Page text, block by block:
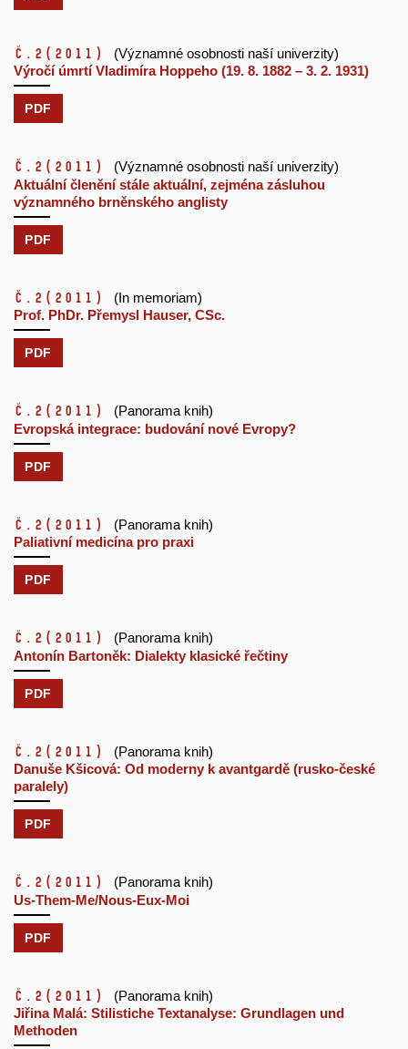
č.2 (2011)
(Významné osobnosti naší univerzity)
Výročí úmrtí Vladimíra Hoppeho (19. 8. 1882 – 3. 2. 1931)
PDF
č.2 (2011)
(Významné osobnosti naší univerzity)
Aktuální členění stále aktuální, zejména zásluhou
významného brněnského anglisty
PDF
č.2 (2011)
(In memoriam)
Prof. PhDr. Přemysl Hauser, CSc.
PDF
č.2 (2011)
(Panorama knih)
Evropská integrace: budování nové Evropy?
PDF
č.2 (2011)
(Panorama knih)
Paliativní medicína pro praxi
PDF
č.2 (2011)
(Panorama knih)
Antonín Bartoněk: Dialekty klasické řečtiny
PDF
č.2 (2011)
(Panorama knih)
Danuše Kšicová: Od moderny k avantgardě (rusko-české
paralely)
PDF
č.2 (2011)
(Panorama knih)
Us-Them-Me/Nous-Eux-Moi
PDF
č.2 (2011)
(Panorama knih)
Jiřina Malá: Stilistiche Textanalyse: Grundlagen und
Methoden